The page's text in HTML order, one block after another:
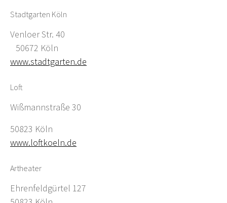
Stadtgarten Köln
Venloer Str. 40
50672 Köln
www.stadtgarten.de
Loft
Wißmannstraße 30
50823 Köln
www.loftkoeln.de
Artheater
Ehrenfeldgürtel 127